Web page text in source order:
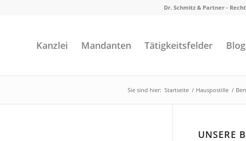
Dr. Schmitz & Partner -
Kanzlei Mandanten Tätigkeitsfelder
Sie sind hier: Startseite / Hauspostille /
UNSERE